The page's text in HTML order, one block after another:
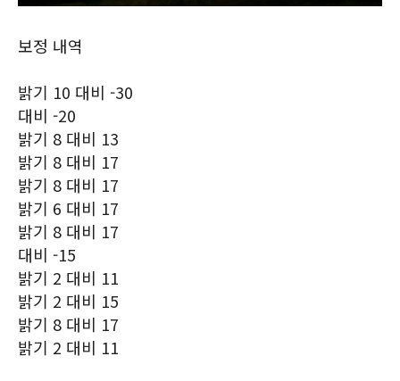
보정 내역
밝기 10 대비 -30
대비 -20
밝기 8 대비 13
밝기 8 대비 17
밝기 8 대비 17
밝기 6 대비 17
밝기 8 대비 17
대비 -15
밝기 2 대비 11
밝기 2 대비 15
밝기 8 대비 17
밝기 2 대비 11